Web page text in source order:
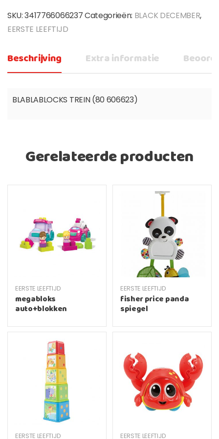
SKU:3417766066237Categorieën: BLACK DECEMBER,
EERSTE LEEFTIJD
Beschrijving Extra informatie
BLABLABLOCKS TREIN (80 606623)
Gerelateerde producten
EERSTE LEEFTIJD
megabloks
auto+blokken
EERSTE LEEFTIJD
fisher price panda
spiegel
EERSTE LEEFTIJD EERSTE LEEFTIJD